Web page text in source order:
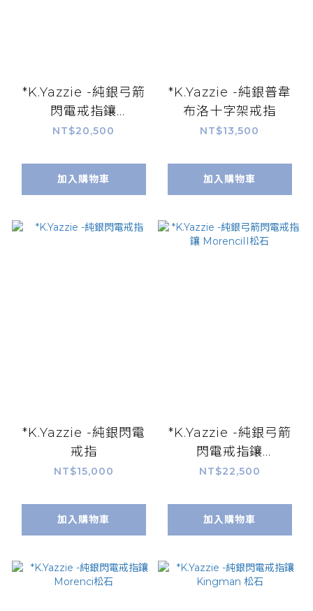
*K.Yazzie -純銀弓箭
閃電戒指鑲
MorenciII松石
NT$20,500
加入購物車
*K.Yazzie -純銀普韋
布洛十字架戒指
NT$13,500
加入購物車
*K.Yazzie -純銀閃電
戒指
NT$15,000
加入購物車
*K.Yazzie -純銀弓箭
閃電戒指鑲
MorenciII松石
NT$22,500
加入購物車